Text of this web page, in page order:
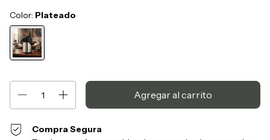
Color: Plateado
Compra Segura